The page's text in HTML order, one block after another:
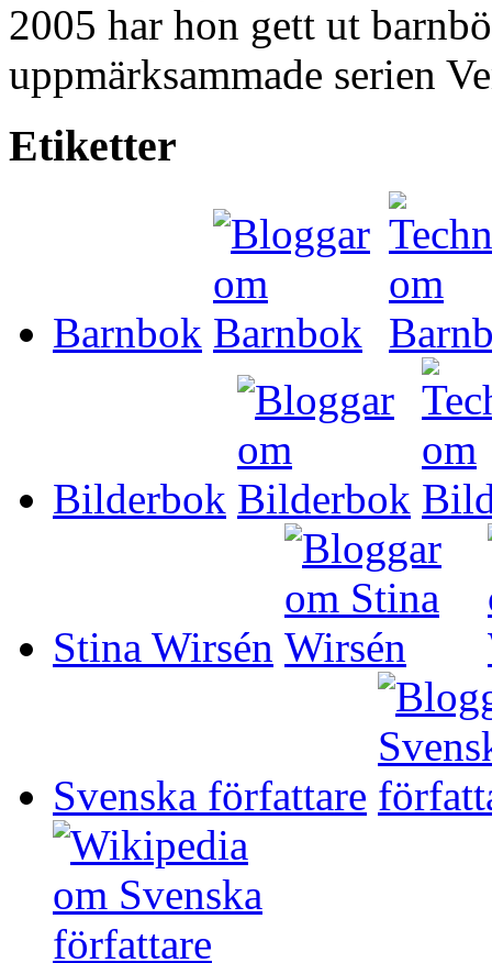
2005 har hon gett ut
uppmärksammade serien
Etiketter
Barnbok
Bilderbok
Stina Wirsén
Svenska författare